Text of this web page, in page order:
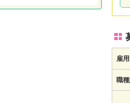
雇
職